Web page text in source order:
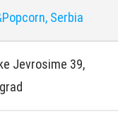
Serbia
Jevrosime 39,